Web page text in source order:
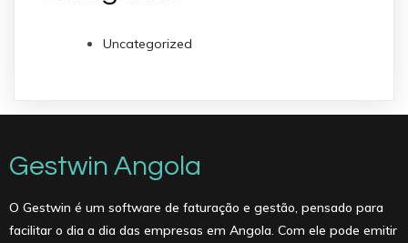
Uncategorized
Gestwin Angola
O Gestwin é um software de faturação e gestão, pensado para
facilitar o dia a dia das empresas em Angola. Com ele pode emitir